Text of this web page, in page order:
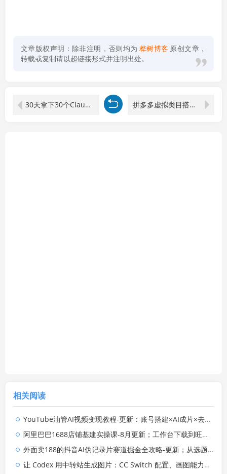
文章版权声明：除非注明，否则均为 桦树博客 原创文章，
转载或复制请以超链接形式并注明出处。
30天拿下30个Claude Skills资产！Obsidian知识库双教程，提效还能接单变现 拼多多虚拟类目搭配机器人自动回复发货，全套实操教学，普通人每月稳定 1-5W
相关阅读
YouTube油管AI视频变现教程-更新：账号搭建×AI成片×去重限流解决方案×YPP变现×AI真人生成×人物一致性
阿里巴巴1688店铺基建实操课-8月更新；工作台下载到旺铺装修客服分流，手把手搞定开店全部必备操作
外面卖188的抖音AI伪记录片赛道掘金全攻略-更新；从选题到发布十一大环节拆解，零基础也能做出高流量真实感内容
让 Codex 用中转站生成图片：CC Switch 配置、画图能力检测与全局 Skill 教程